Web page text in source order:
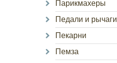
Парикмахеры
Педали и рычаги
Пекарни
Пемза